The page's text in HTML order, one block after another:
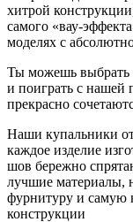
хитрой
самого «вау-
моделях с
Ты можешь выбрать
и поиграть с нашей
прекрасно
Наши купальники
каждое изделие
шов бережно
лучшие материалы,
фурнитуру и самую
конструкции